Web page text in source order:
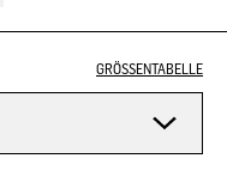
GRÖSSENTABELLE